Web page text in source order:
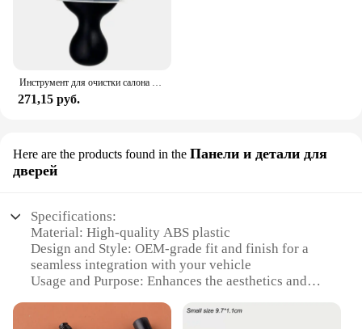
Инструмент для очистки салона автомобиля SoftBrush, пылеочиститель для Cadillac Escalade XT4 ATS XT5 CTS SRX XTS ELR BLS STS XLR EXT CT4 CT5 CT6
271,15 руб.
Here are the products found in the Панели и детали для
дверей
Specifications:
Material: High-quality ABS plastic
Design and Style: OEM-grade fit and finish for a
seamless integration with your vehicle
Usage and Purpose: Enhances the aesthetics and